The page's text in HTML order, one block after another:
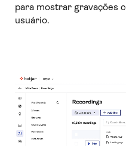
para mostrar gravações
usuário.